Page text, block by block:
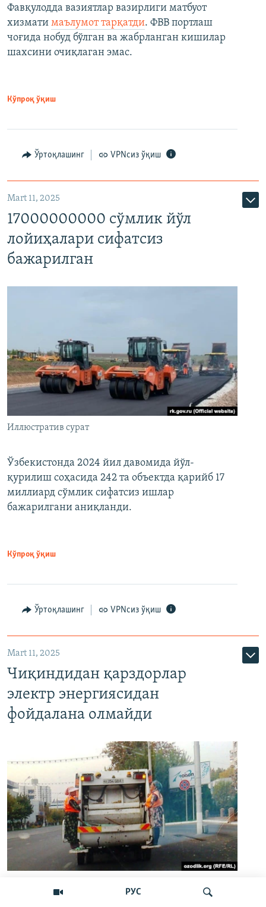
РУС
Фавқулодда вазиятлар вазирлиги матбуот
хизмати маълумот тарқатди. ФВВ портлаш
чоғида нобуд бўлган ва жабрланган кишилар
шахсини очиқлаган эмас.
Кўпроқ ўқиш
Ўртоқлашинг VPNсиз ўқиш
Mart 11, 2025
17000000000 сўмлик йўл
лойиҳалари сифатсиз
бажарилган
Иллюстратив сурат
Ўзбекистонда 2024 йил давомида йўл-
қурилиш соҳасида 242 та объектда қарийб 17
миллиард сўмлик сифатсиз ишлар
бажарилгани аниқланди.
Кўпроқ ўқиш
Ўртоқлашинг VPNсиз ўқиш
Mart 11, 2025
Чиқиндидан қарздорлар
электр энергиясидан
фойдалана олмайди